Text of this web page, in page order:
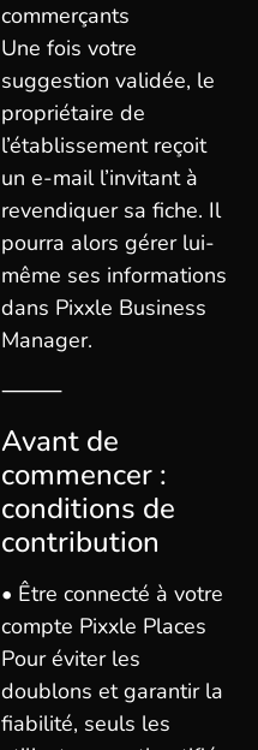
commerçants
Une fois votre
suggestion validée, le
propriétaire de
l’établissement reçoit
un e-mail l’invitant à
revendiquer sa fiche. Il
pourra alors gérer lui-
même ses informations
dans Pixxle Business
Manager.
⸻
Avant de
commencer :
conditions de
contribution
• Être connecté à votre
compte Pixxle Places
Pour éviter les
doublons et garantir la
fiabilité, seuls les